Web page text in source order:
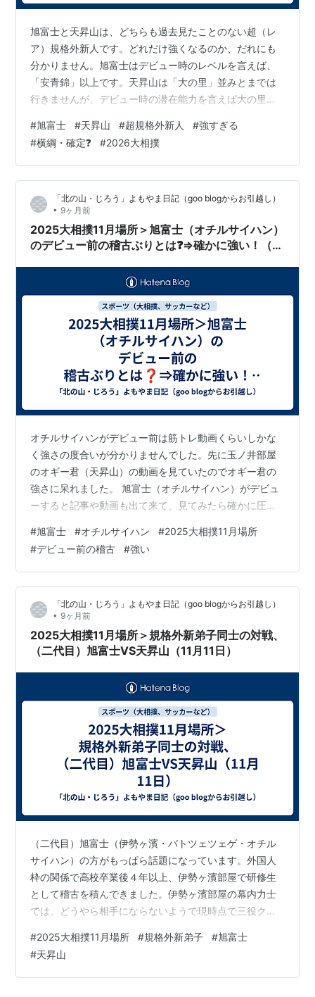
旭富士と天昇山は、どちらも過去見たことのない超（レ
ア）規格外新人です。どれだけ強くなるのか、だれにも
分かりません。旭富士はデビュー時のレベルを言えば、
「安青錦」以上です。天昇山は「大の里」並みとまでは
行きませんが、デビュー時の潜在能力を言えば大の里以
強くなっていくと思います。既に玉ノ井部屋では稽古相
手がいません。もっと出稽古に出して強い力士と稽古さ
せるべきですね❓これまでは研修生でしたから出稽古が出
来ませんでした。旭富士は部屋に稽古相手が沢山います
から土俵を経験するほどに「そのまんま」勝ち進むと思
います。口では表現できない両力士の超（レア）規…
#旭富士 #天昇山 #超規格外新人 #強すぎる
#横綱・確定❓ #2026大相撲
「北の山・じろう」よもやま日記（goo blogからお引越し）
• 9ヶ月前
2025大相撲11月場所＞旭富士（オチルサイハン）
のデビュー前の稽古ぶりとは❓⇒確かに強い！（11
オチルサイハンがデビュー前は筋トレ動画くらいしかな
く強さの度合いが分かりませんでした。先に玉ノ井部屋
のオギー君（天昇山）の動画を見ていたのでオギー君の
強さに呆れました。 旭富士（オチルサイハン）がデビュ
ーすると記事や動画も出て来て、見てみたら確かに圧倒
屋に研修生として入って以後４年以上稽古を重ねて来ま
した。③の記事が2022年秋、平山記者が初めてオチルサ
イハンに逢った時の逸話です。もうこの当時から入幕前
の熱海富士の稽古相手になり申し合いをしていたのを見
て平山記者は強さに驚いたそうです。その後、尊富士が
入門してきて熱海富士などとの稽古相手とし…
#旭富士 #オチルサイハン #2025大相撲11月場所
#デビュー前の稽古 #強い
「北の山・じろう」よもやま日記（goo blogからお引越し）
• 9ヶ月前
2025大相撲11月場所＞規格外新弟子同士の対戦、
（二代目）旭富士VS天昇山（11月11日）
（二代目）旭富士（伊勢ヶ濱・バトツェツェゲ・オチル
サイハン）の方がもっぱら話題になっています。外国人
枠の関係で高校卒業後４年以上、伊勢ヶ濱部屋で研修生
として稽古を積んできました。伊勢ヶ濱部屋の幕内力士
では、どうやら相手にならないようで現時点で三役クラ
（21＝ガンバト・オトゴンバト）も規格外です。こちら
は大学３年で玉ノ井部屋に入門しやはり稽古を重ねて来
ました。みんなからは「オギー」君と呼ばれて可愛がら
#2025大相撲11月場所 #規格外新弟子 #旭富士
#天昇山